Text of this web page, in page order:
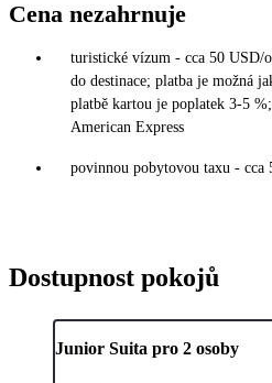
Cena nezahrnuje
turistické vízum - cca 50 USD/
do destinace; platba je možná
platbě kartou je poplatek 3-5
American Express
povinnou pobytovou taxu - cca
Dostupnost pokojů
Junior Suita pro 2 osoby